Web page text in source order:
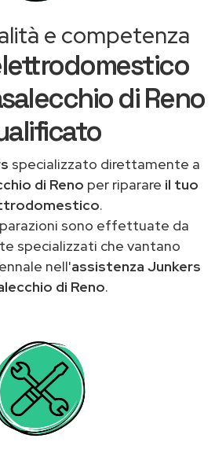
e competenza
di Reno
specializzato direttamente a
di Reno per riparare il tuo
.
sono effettuate da
specializzati che vantano
nell'assistenza Junkers
di Reno.